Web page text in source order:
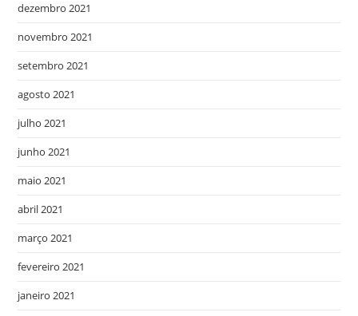
dezembro 2021
novembro 2021
setembro 2021
agosto 2021
julho 2021
junho 2021
maio 2021
abril 2021
março 2021
fevereiro 2021
janeiro 2021